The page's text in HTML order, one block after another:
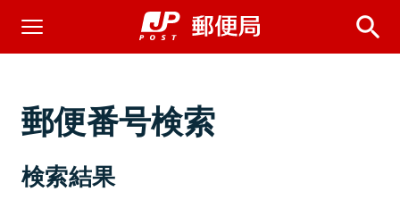
郵便番号検索
検索結果